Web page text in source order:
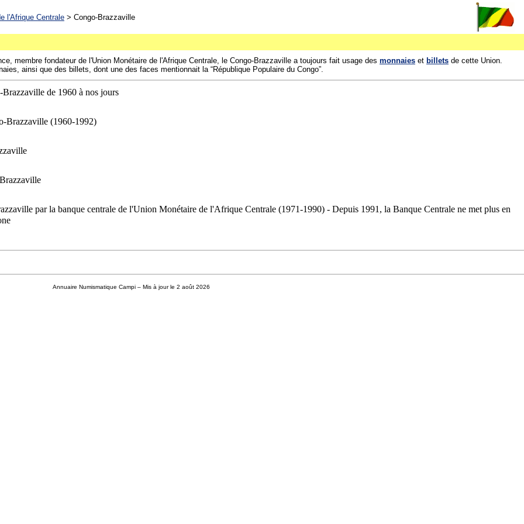
l'Afrique Centrale > Congo-Brazzaville
membre fondateur de l'Union Monétaire de l'Afrique Centrale, le Congo-Brazzaville a toujours fait usage des monnaies et billets de cette Union.
ainsi que des billets, dont une des faces mentionnait la “République Populaire du Congo”.
de 1960 à nos jours
Brazzaville (1960-1992)
par la banque centrale de l'Union Monétaire de l'Afrique Centrale (1971-1990) - Depuis 1991, la Banque Centrale ne met plus en
Annuaire Numismatique Campi– Mis à jour le 2 août 2026